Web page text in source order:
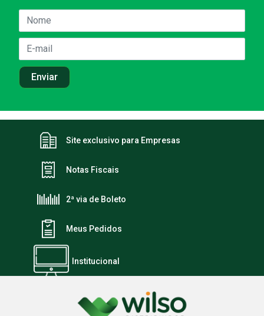
Site exclusivo para Empresas
Notas Fiscais
2ª via de Boleto
Meus Pedidos
Institucional